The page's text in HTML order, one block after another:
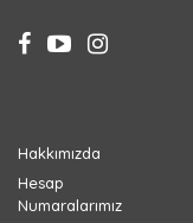
Hakkımızda
Hesap
Numaralarımız